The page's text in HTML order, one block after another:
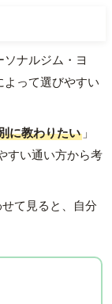
ナルジム・ヨ
よって選びやすい
に教わりたい 」
すい通い方から考
せて見ると、自分